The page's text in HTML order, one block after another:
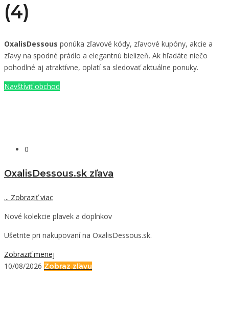
(4)
OxalisDessous ponúka zľavové kódy, zľavové kupóny, akcie a
zľavy na spodné prádlo a elegantnú bielizeň. Ak hľadáte niečo
pohodlné aj atraktívne, oplatí sa sledovať aktuálne ponuky.
Navštíviť obchod
0
OxalisDessous.sk zľava
... Zobraziť viac
Nové kolekcie plavek a doplnkov
Ušetrite pri nakupovaní na OxalisDessous.sk.
Zobraziť menej
10/08/2026 Zobraz zľavu